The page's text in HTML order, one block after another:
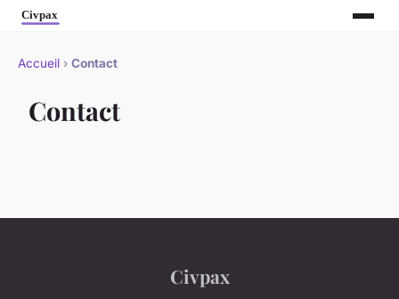
Accueil › Contact
Contact
Civpax